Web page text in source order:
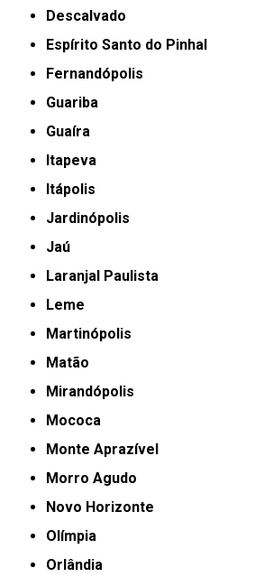
Descalvado
Espírito Santo do Pinhal
Fernandópolis
Guariba
Guaíra
Itapeva
Itápolis
Jardinópolis
Jaú
Laranjal Paulista
Leme
Martinópolis
Matão
Mirandópolis
Mococa
Monte Aprazível
Morro Agudo
Novo Horizonte
Olímpia
Orlândia